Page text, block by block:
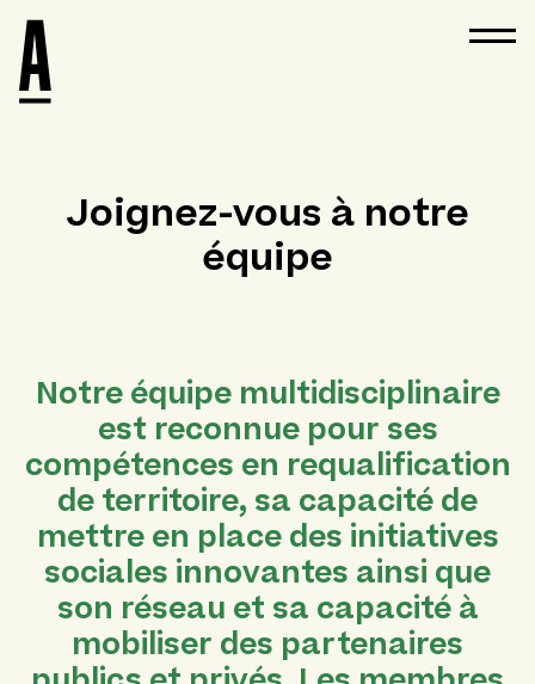
Joignez-vous à notre
équipe
Notre équipe multidisciplinaire
est reconnue pour ses
compétences en requalification
de territoire, sa capacité de
mettre en place des initiatives
sociales innovantes ainsi que
son réseau et sa capacité à
mobiliser des partenaires